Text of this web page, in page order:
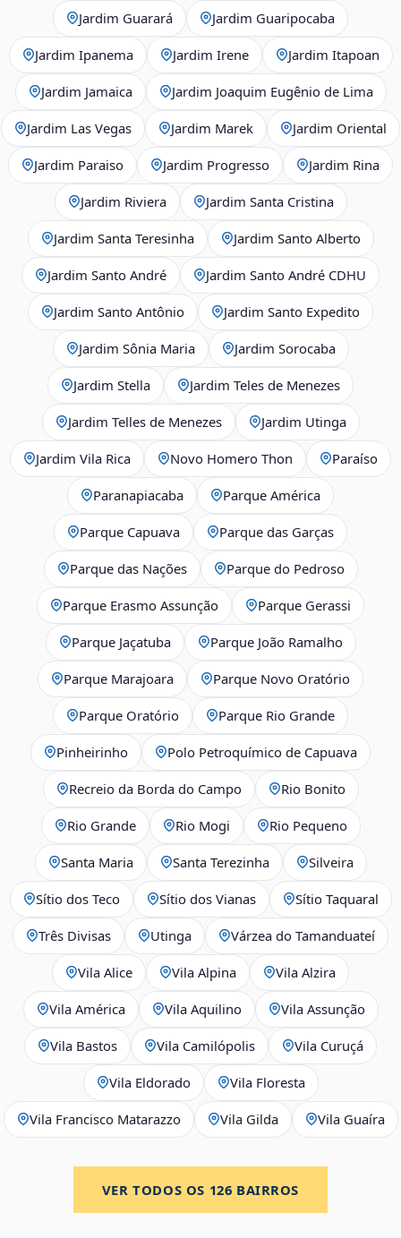
Jardim Guarará Jardim Guaripocaba
Jardim Ipanema Jardim Irene Jardim Itapoan
Jardim Jamaica Jardim Joaquim Eugênio de Lima
Jardim Las Vegas Jardim Marek Jardim Oriental
Jardim Paraiso Jardim Progresso Jardim Rina
Jardim Riviera Jardim Santa Cristina
Jardim Santa Teresinha Jardim Santo Alberto
Jardim Santo André Jardim Santo André CDHU
Jardim Santo Antônio Jardim Santo Expedito
Jardim Sônia Maria Jardim Sorocaba
Jardim Stella Jardim Teles de Menezes
Jardim Telles de Menezes Jardim Utinga
Jardim Vila Rica Novo Homero Thon Paraíso
Paranapiacaba Parque América
Parque Capuava Parque das Garças
Parque das Nações Parque do Pedroso
Parque Erasmo Assunção Parque Gerassi
Parque Jaçatuba Parque João Ramalho
Parque Marajoara Parque Novo Oratório
Parque Oratório Parque Rio Grande
Pinheirinho Polo Petroquímico de Capuava
Recreio da Borda do Campo Rio Bonito
Rio Grande Rio Mogi Rio Pequeno
Santa Maria Santa Terezinha Silveira
Sítio dos Teco Sítio dos Vianas Sítio Taquaral
Três Divisas Utinga Várzea do Tamanduateí
Vila Alice Vila Alpina Vila Alzira
Vila América Vila Aquilino Vila Assunção
Vila Bastos Vila Camilópolis Vila Curuçá
Vila Eldorado Vila Floresta
Vila Francisco Matarazzo Vila Gilda Vila Guaíra
VER TODOS OS 126 BAIRROS